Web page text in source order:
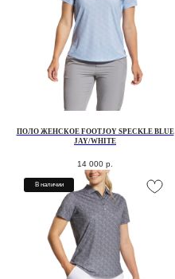
ПОЛО ЖЕНСКОЕ FOOTJOY SPECKLE BLUE
JAY/WHITE
14 000 р.
В наличии